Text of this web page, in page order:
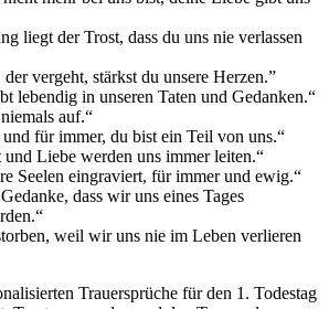
liegt der Trost, dass du uns nie verlassen
vergeht, stärkst du unsere Herzen.”
lebendig in unseren Taten und Gedanken.“
auf.“
für immer, du bist ein Teil von uns.“
und Liebe werden uns immer leiten.“
Seelen eingraviert, für immer und ewig.“
dass wir uns eines Tages
weil wir uns nie im Leben verlieren
Trauersprüche für den 1. Todestag